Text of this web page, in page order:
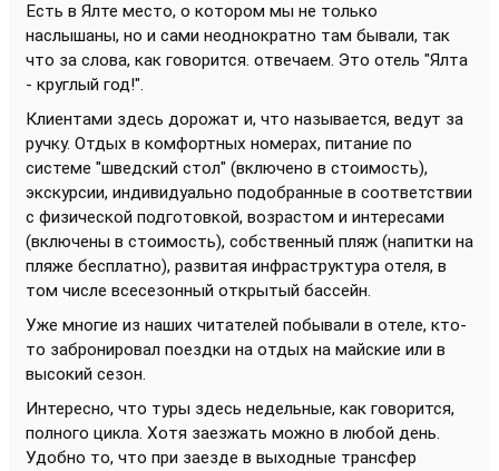
Есть в Ялте место, о котором мы не только
наслышаны, но и сами неоднократно там бывали, так
что за слова, как говорится. отвечаем. Это отель "Ялта
- круглый год!".
Клиентами здесь дорожат и, что называется, ведут за
ручку. Отдых в комфортных номерах, питание по
системе "шведский стол" (включено в стоимость),
экскурсии, индивидуально подобранные в соответствии
с физической подготовкой, возрастом и интересами
(включены в стоимость), собственный пляж (напитки на
пляже бесплатно), развитая инфраструктура отеля, в
том числе всесезонный открытый бассейн.
Уже многие из наших читателей побывали в отеле, кто-
то забронировал поездки на отдых на майские или в
высокий сезон.
Интересно, что туры здесь недельные, как говорится,
полного цикла. Хотя заезжать можно в любой день.
Удобно то, что при заезде в выходные трансфер